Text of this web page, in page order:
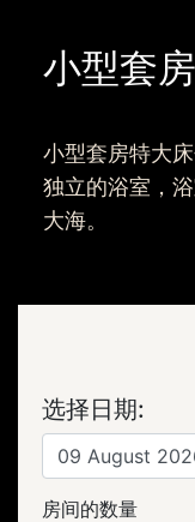
小型套
小型套房特大
独立的浴室，
大海。
选择日期:
房间的数量